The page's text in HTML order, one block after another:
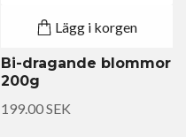
Lägg i korgen
Bi-dragande blommor
200g
199.00 SEK